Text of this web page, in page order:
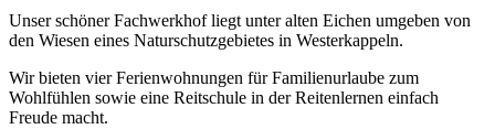
Unser schöner Fachwerkhof liegt unter alten Eichen umgeben von
den Wiesen eines Naturschutzgebietes in Westerkappeln.
Wir bieten vier Ferienwohnungen für Familienurlaube zum
Wohlfühlen sowie eine Reitschule in der Reitenlernen einfach
Freude macht.